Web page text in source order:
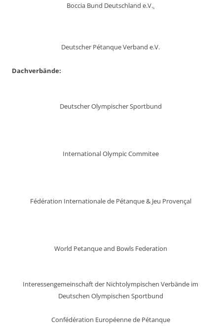
Boccia Bund Deutschland e.V..
Deutscher Pétanque Verband e.V.
Dachverbände:
Deutscher Olympischer Sportbund
International Olympic Commitee
Fédération Internationale de Pétanque & Jeu Provençal
World Petanque and Bowls Federation
Interessengemeinschaft der Nichtolympischen Verbände im
Deutschen Olympischen Sportbund
Confédération Européenne de Pétanque